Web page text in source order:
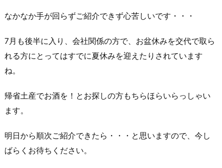
なかなか手が回らずご紹介できず心苦しいです・・・
7月も後半に入り、会社関係の方で、お盆休みを交代で取ら
れる方にとってはすでに夏休みを迎えたりされています
ね。
帰省土産でお酒を！とお探しの方もちらほらいらっしゃい
ます。
明日から順次ご紹介できたら・・・と思いますので、今し
ばらくお待ちください。